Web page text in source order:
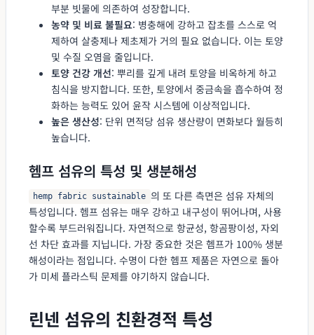
부분 빗물에 의존하여 성장합니다.
농약 및 비료 불필요: 병충해에 강하고 잡초를 스스로 억
제하여 살충제나 제초제가 거의 필요 없습니다. 이는 토양
및 수질 오염을 줄입니다.
토양 건강 개선: 뿌리를 깊게 내려 토양을 비옥하게 하고
침식을 방지합니다. 또한, 토양에서 중금속을 흡수하여 정
화하는 능력도 있어 윤작 시스템에 이상적입니다.
높은 생산성: 단위 면적당 섬유 생산량이 면화보다 월등히
높습니다.
헴프 섬유의 특성 및 생분해성
hemp fabric sustainable 의 또 다른 측면은 섬유 자체의
특성입니다. 헴프 섬유는 매우 강하고 내구성이 뛰어나며, 사용
할수록 부드러워집니다. 자연적으로 항균성, 항곰팡이성, 자외
선 차단 효과를 지닙니다. 가장 중요한 것은 헴프가 100% 생분
해성이라는 점입니다. 수명이 다한 헴프 제품은 자연으로 돌아
가 미세 플라스틱 문제를 야기하지 않습니다.
린넨 섬유의 친환경적 특성